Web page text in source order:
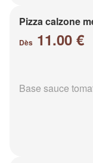
Pizza calzone
Dès 11.00 €
Base sauce